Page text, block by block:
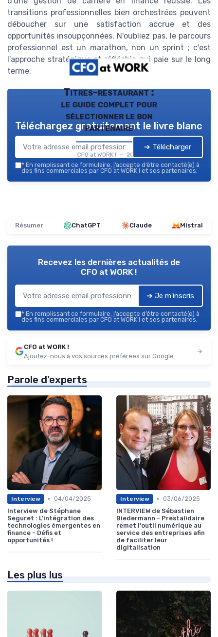
transitions professionnelles bien orchestrées peuvent
déboucher sur une satisfaction accrue et des
opportunités insoupçonnées. N'oubliez pas, le parcours
professionnel est un marathon, non un sprint ; c'est
l'approche stratégique et réfléchie qui paie sur le long
terme.
Titres-restaurant :
le guide complet pour
sélectionner le bon
partenaire
CFO at WORK ! — 2026
Téléchargez gratuitement le livre blanc
➔ Télécharger
* En remplissant ce formulaire, j’accepte d’être contacté(e) à
des fins commerciales par CFO at WORK ! et ses partenaires.
Résumer ChatGPT Claude Mistral
Recevez les dernières actualités de
CFO at WORK !
➔ Je m'inscris
* En remplissant ce formulaire, j’accepte d’être contacté(e) à
des fins commerciales par CFO at WORK ! et ses partenaires.
CFO at WORK !
Ajoutez-nous à vos sources préférées sur Google
Parole d'experts
Interview • 04/04/2025
Interview de Stéphane
Seguret : L'intégration des
technologies émergentes en
finance - Défis et
opportunités !
Interview • 03/06/2025
INTERVIEW de Sébastien
Biedermann - Prestalidaire
remet l'outil numérique au
service des entreprises afin
de faciliter leur
digitalisation
Les plus lus